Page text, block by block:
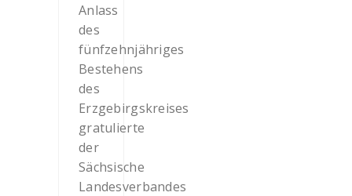
Anlass
des
fünfzehnjähriges
Bestehens
des
Erzgebirgskreises
gratulierte
der
Sächsische
Landesverbandes